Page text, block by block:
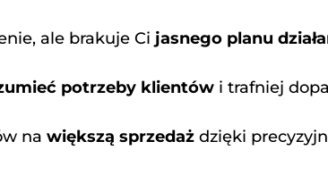
ale brakuje Ci jasnego planu
potrzeby klientów i trafniej
na większą sprzedaż dzięki